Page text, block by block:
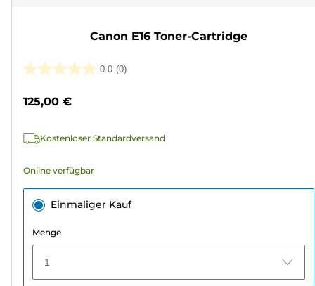
Canon E16 Toner-Cartridge
0.0 (0)
0.0
125,00 €
Kostenloser Standardversand
Online verfügbar
Einmaliger Kauf
Menge
1